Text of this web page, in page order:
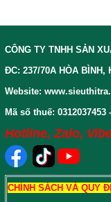
CÔNG TY TNHH SẢN
ĐC: 237/70A HÒA BÌNH,
Website:
Mã số thuế: 0312037453
Hotline, Zalo,
CHÍNH SÁCH VÀ QUY